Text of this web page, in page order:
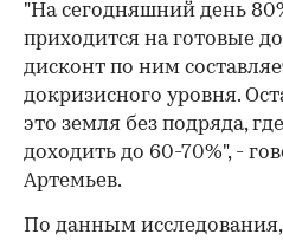
"На сегодняшний день
приходится на готовые
дисконт по ним
докризисного уровня.
это земля без подряда,
доходить до 60-70%", -
Артемьев.
По данным